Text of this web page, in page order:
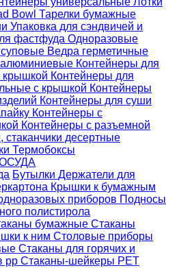
Bowl Тарелки бумажные
Упаковка для сэндвичей и
фастфуда Одноразовые
Ведра герметичные
Контейнеры для
крышкой Контейнеры для
с крышкой Контейнеры
Контейнеры для суши
Контейнеры с
Контейнеры с разъемной
стаканчики десертные
Термобоксы
Бутылки Держатели для
Крышки к бумажным
приборов Подносы
полистирола
бумажные Стаканы
к ним Столовые приборы
Стаканы для горячих и
pp Стаканы-шейкеры PET